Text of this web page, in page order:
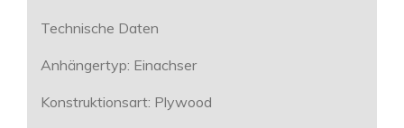
Technische Daten
Anhängertyp: Einachser
Konstruktionsart: Plywood